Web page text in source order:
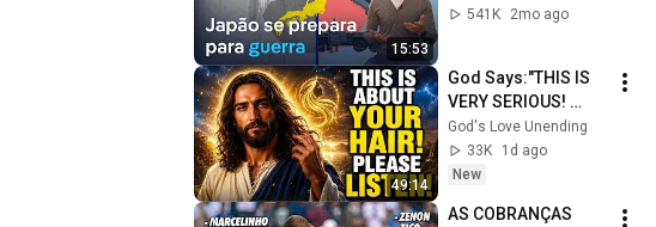
15:53
preocupar
541K
2mo ago
49:14
God Says:"THIS IS
VERY SERIOUS!
LISTEN TO THIS
URGENTLY!"/God
Message Now/God
God's Love Unending
33K
1d ago
New
AS COBRANÇAS